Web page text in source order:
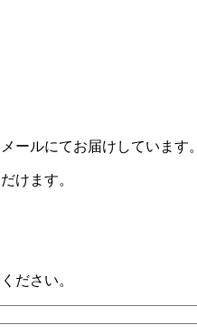
ールにてお届けしています。
けます。
ださい。